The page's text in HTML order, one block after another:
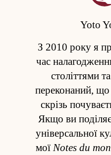
Yoto
З 2010 року я
час
століттями
переконаний,
скрізь
Якщо ви
універсальної
мої Notes du